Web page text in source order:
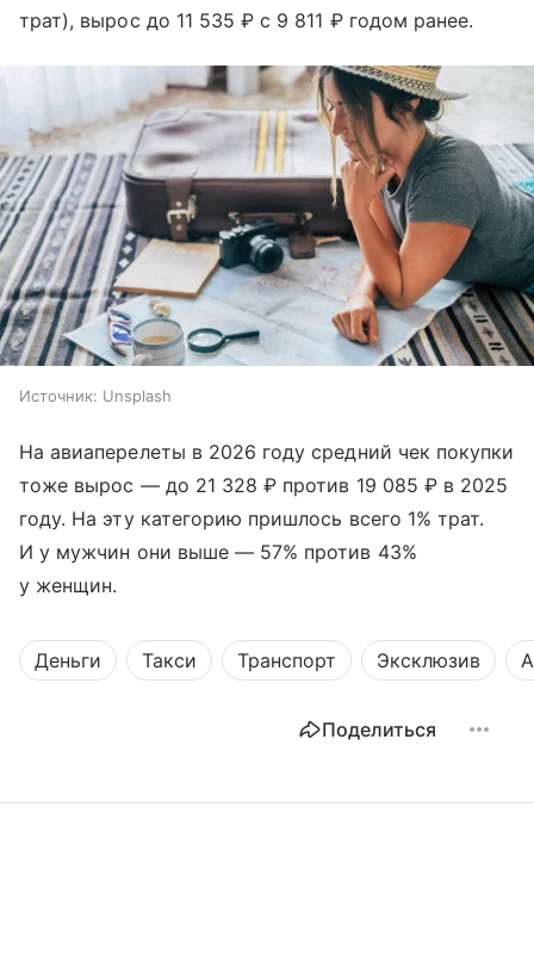
трат), вырос до 11 535 ₽ с 9 811 ₽ годом ранее.
Источник: Unsplash
На авиаперелеты в 2026 году средний чек покупки
тоже вырос — до 21 328 ₽ против 19 085 ₽ в 2025
году. На эту категорию пришлось всего 1% трат.
И у мужчин они выше — 57% против 43%
у женщин.
Деньги Такси Транспорт Эксклюзив
Поделиться